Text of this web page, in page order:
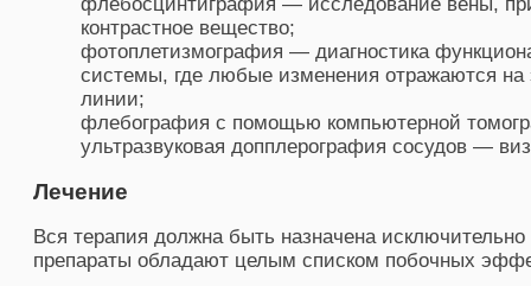
контрастное вещество;
фотоплетизмография — диагностика
системы, где любые изменения отражаются на
линии;
флебография с помощью компьютерной
ультразвуковая допплерография сосудов —
Лечение
Вся терапия должна быть назначена
препараты обладают целым списком побочных